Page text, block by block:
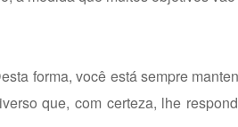
forma, você está sempre
que, com certeza, lhe